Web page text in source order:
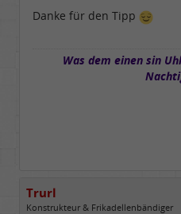
Danke für den Tipp
Was dem einen sin
Trurl
Konstrukteur & Frikadellenbändiger